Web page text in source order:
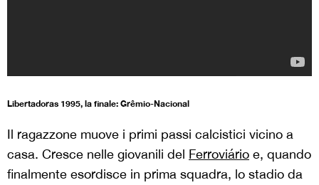
Libertadoras 1995, la finale: Grêmio-Nacional
Il ragazzone muove i primi passi calcistici vicino a
casa. Cresce nelle giovanili del Ferroviário e, quando
finalmente esordisce in prima squadra, lo stadio da